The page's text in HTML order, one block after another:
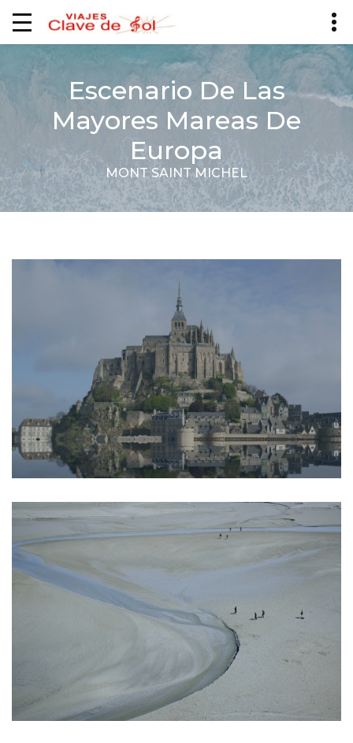
Escenario De Las
Mayores Mareas De
Europa
MONT SAINT MICHEL